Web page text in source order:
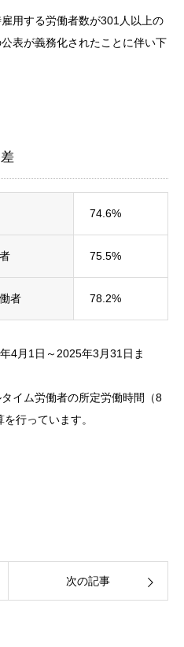
用する労働者数が301人以上の
表が義務化されたことに伴い下
74.6%
75.5%
者 78.2%
4月1日～2025年3月31日ま
イム労働者の所定労働時間（8
行っています。
次の記事